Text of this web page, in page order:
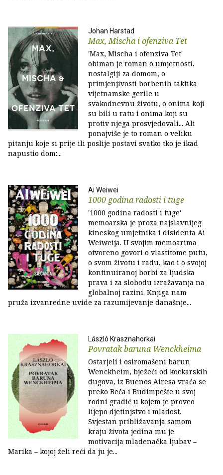
Johan Harstad
Max, Mischa i ofenziva Tet
'Max, Mischa i ofenziva Tet'
obiman je roman o umjetnosti,
nostalgiji za domom, o
primjenjivosti borbenih taktika
vijetnamske gerile u
svakodnevnu životu, o onima koji
su bili u ratu i onima koji su
protiv njega prosvjedovali... Ali
ponajviše je to roman o veliku
pitanju koje si prije ili poslije postavi svatko tko je ikad
napustio dom:...
Ai Weiwei
1000 godina radosti i tuge
'1000 godina radosti i tuge'
memoarska je proza najslavnijeg
kineskog umjetnika i disidenta Ai
Weiweija. U svojim memoarima
otvoreno govori o vlastitome putu,
o svom životu i radu, kao i o svojoj
kontinuiranoj borbi za ljudska
prava i za slobodu izražavanja na
globalnoj razini. Knjiga nam
pruža izvanredne uvide za razumijevanje današnje...
László Krasznahorkai
Povratak baruna Wenckheima
Ostarjeli i osiromašeni barun
Wenckheim, bježeći od kockarskih
dugova, iz Buenos Airesa vraća se
preko Beča i Budimpešte u svoj
rodni gradić u kojem je proveo
lijepo djetinjstvo i mladost.
Svjestan približavanja samom
kraju života jedina mu je
motivacija mladenačka ljubav –
Marika – kojoj želi reći da ju je...